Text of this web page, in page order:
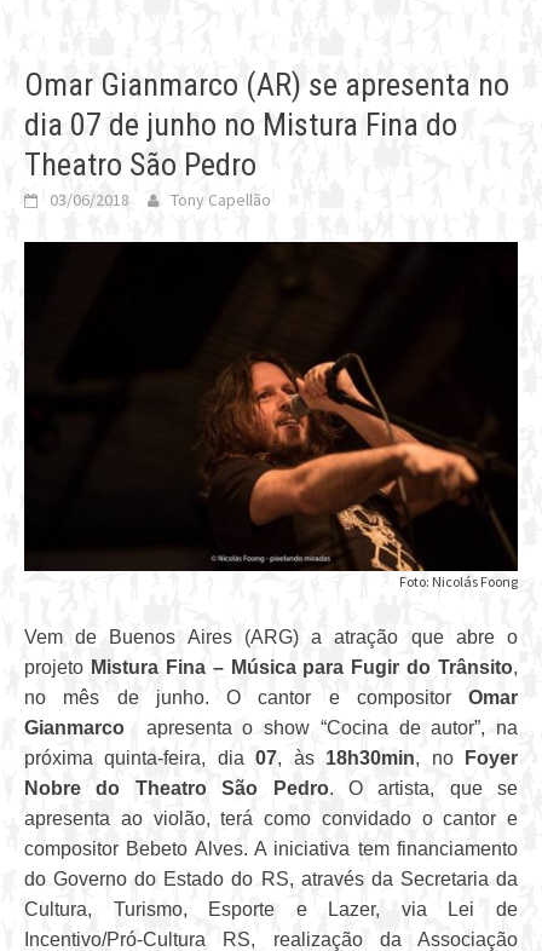
Omar Gianmarco (AR) se apresenta no
dia 07 de junho no Mistura Fina do
Theatro São Pedro
03/06/2018 Tony Capellão
Foto: Nicolás Foong
Vem de Buenos Aires (ARG) a atração que abre o
projeto Mistura Fina – Música para Fugir do Trânsito,
no mês de junho. O cantor e compositor Omar
Gianmarco apresenta o show “Cocina de autor”, na
próxima quinta-feira, dia07, às 18h30min, no
Foyer
Nobre do Theatro São Pedro. O artista, que se
apresenta ao violão, terá como convidado o cantor e
compositor Bebeto Alves. A iniciativa tem financiamento
do Governo do Estado do RS, através da Secretaria da
Cultura, Turismo, Esporte e Lazer, via Lei de
Incentivo/Pró-Cultura RS, realização da Associação